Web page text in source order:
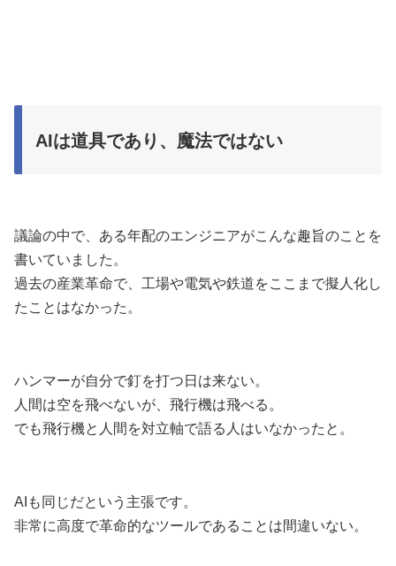
AIは道具であり、魔法ではない
議論の中で、ある年配のエンジニアがこんな趣旨のことを
書いていました。
過去の産業革命で、工場や電気や鉄道をここまで擬人化し
たことはなかった。
ハンマーが自分で釘を打つ日は来ない。
人間は空を飛べないが、飛行機は飛べる。
でも飛行機と人間を対立軸で語る人はいなかったと。
AIも同じだという主張です。
非常に高度で革命的なツールであることは間違いない。